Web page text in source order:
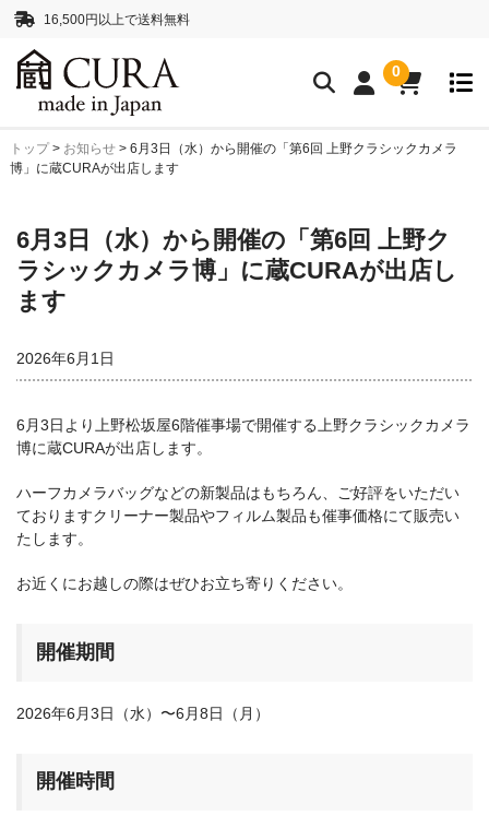
16,500円以上で送料無料
0
クリーニングアイテム
レンズクリーナー液 ボディークリーナー液
抗菌・消臭・防カビスプレー
ネックストラップ ハンドストラップ
正絹 真田紐ストラップ
シルクロープストラッ
カメラアクセサリー
カメラバッグ
クリーニングポーチ ボディブラシ
リング・あて革
暗室不要の現像ボックス LAB-
トップ> お知らせ> 6月3日（水）から開催の「第6回 上野クラシックカメラ
博」に蔵CURAが出店します
6月3日（水）から開催の「第6回 上野ク
ラシックカメラ博」に蔵CURAが出店し
ます
2026年6月1日
6月3日より上野松坂屋6階催事場で開催する上野クラシックカメラ
博に蔵CURAが出店します。
ハーフカメラバッグなどの新製品はもちろん、ご好評をいただい
ておりますクリーナー製品やフィルム製品も催事価格にて販売い
たします。
お近くにお越しの際はぜひお立ち寄りください。
開催期間
2026年6月3日（水）〜6月8日（月）
開催時間